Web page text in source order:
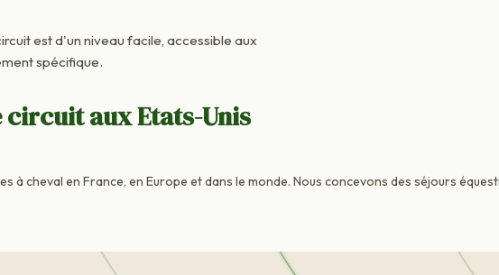
est d'un niveau facile, accessible aux
spécifique.
circuit aux Etats-Unis
à cheval en France, en Europe et dans le monde. Nous concevons des séjours